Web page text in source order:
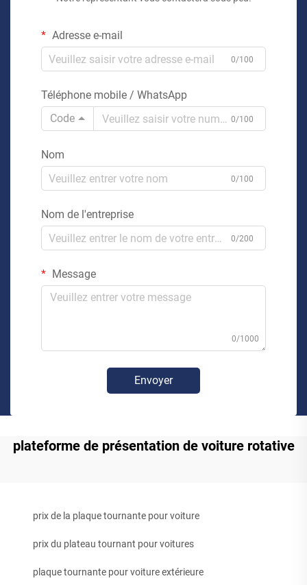
Adresse e-mail
0/100
Téléphone mobile / WhatsApp
Code
0/100
Nom
0/100
Nom de l'entreprise
0/200
Message
0/1000
Envoyer
plateforme de présentation de voiture rotative
prix de la plaque tournante pour voiture
prix du plateau tournant pour voitures
plaque tournante pour voiture extérieure